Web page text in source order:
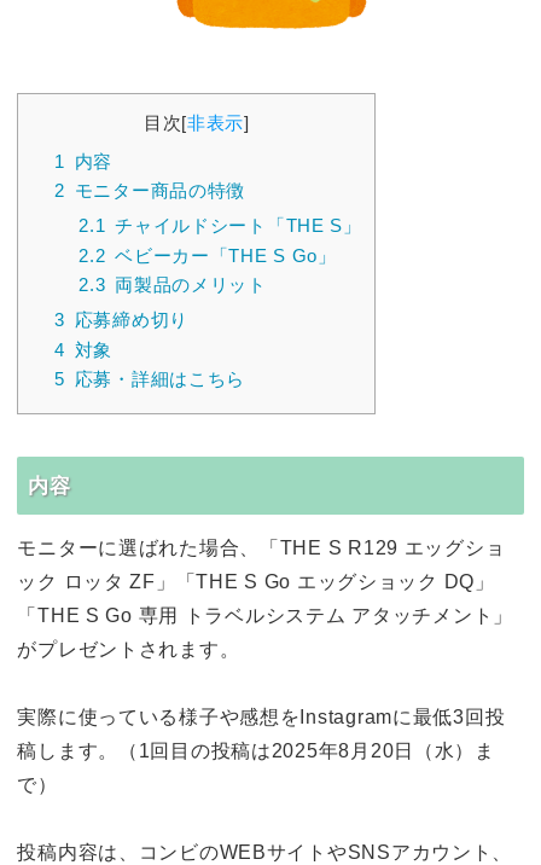
目次[非表示]
1
内容
2 モニター商品の特徴
2.1 チャイルドシート「THE S」
2.2 ベビーカー「THE S Go」
2.3 両製品のメリット
3 応募締め切り
4 対象
5 応募・詳細はこちら
内容
モニターに選ばれた場合、「THE S R129 エッグショ
ック ロッタ ZF」「THE S Go エッグショック DQ」
「THE S Go 専用 トラベルシステム アタッチメント」
がプレゼントされます。
実際に使っている様子や感想をInstagramに最低3回投
稿します。（1回目の投稿は2025年8月20日（水）ま
で）
投稿内容は、コンビのWEBサイトやSNSアカウント、